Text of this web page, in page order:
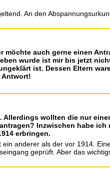
An den
möchte auch gerne einen
wurde ist mir bis jetzt
ist. Dessen Eltern
Antwort!
wollten die nur
Inzwischen habe
erbringen.
anderer als der vor 1914.
geprüft. Aber das